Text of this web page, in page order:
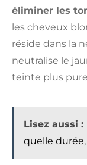
éliminer les
les cheveux
réside dans la
neutralise le
teinte plus
Lisez aussi :
quelle